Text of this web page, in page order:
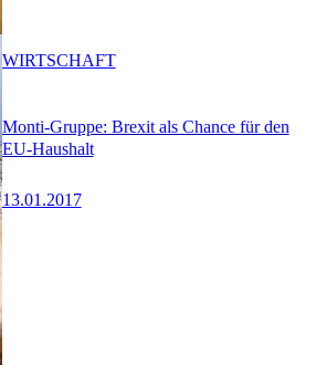
Monti-Gruppe: Brexit als Chance für den
EU-Haushalt
13.01.2017
WIRTSCHAFT